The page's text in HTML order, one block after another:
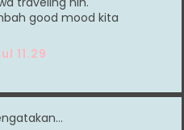
good mood kita
11.29